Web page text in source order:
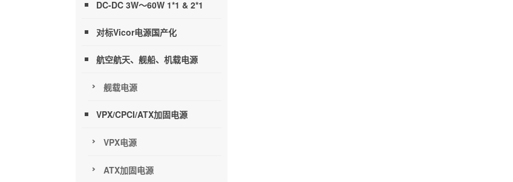
DC-DC 3W～60W 1*1 & 2*1
对标Vicor电源国产化
航空航天、舰船、机载电源
舰载电源
VPX/CPCI/ATX加固电源
VPX电源
ATX加固电源